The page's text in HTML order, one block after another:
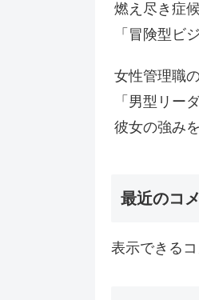
燃え尽き症
「冒険型ビ
女性管理職
「男型リー
彼女の強み
最近のコ
表示できるコ